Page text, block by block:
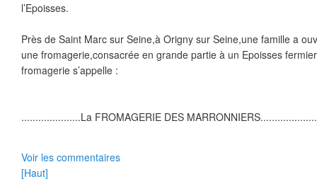
l’Epoisses.
Près de Saint Marc sur Seine,à Origny sur Seine,une famille a
une fromagerie,consacrée en grande partie à un Epoisses
fromagerie s’appelle :
.....................La FROMAGERIE DES
Voir les commentaires
[Haut]